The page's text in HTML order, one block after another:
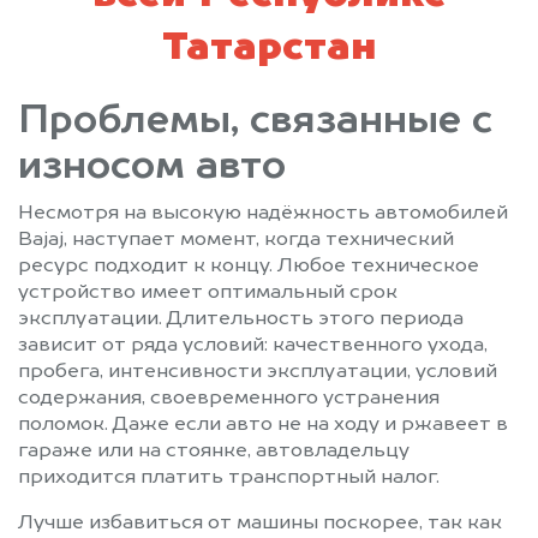
Татарстан
Проблемы, связанные с
износом авто
Несмотря на высокую надёжность автомобилей
Bajaj, наступает момент, когда технический
ресурс подходит к концу. Любое техническое
устройство имеет оптимальный срок
эксплуатации. Длительность этого периода
зависит от ряда условий: качественного ухода,
пробега, интенсивности эксплуатации, условий
содержания, своевременного устранения
поломок. Даже если авто не на ходу и ржавеет в
гараже или на стоянке, автовладельцу
приходится платить транспортный налог.
Лучше избавиться от машины поскорее, так как